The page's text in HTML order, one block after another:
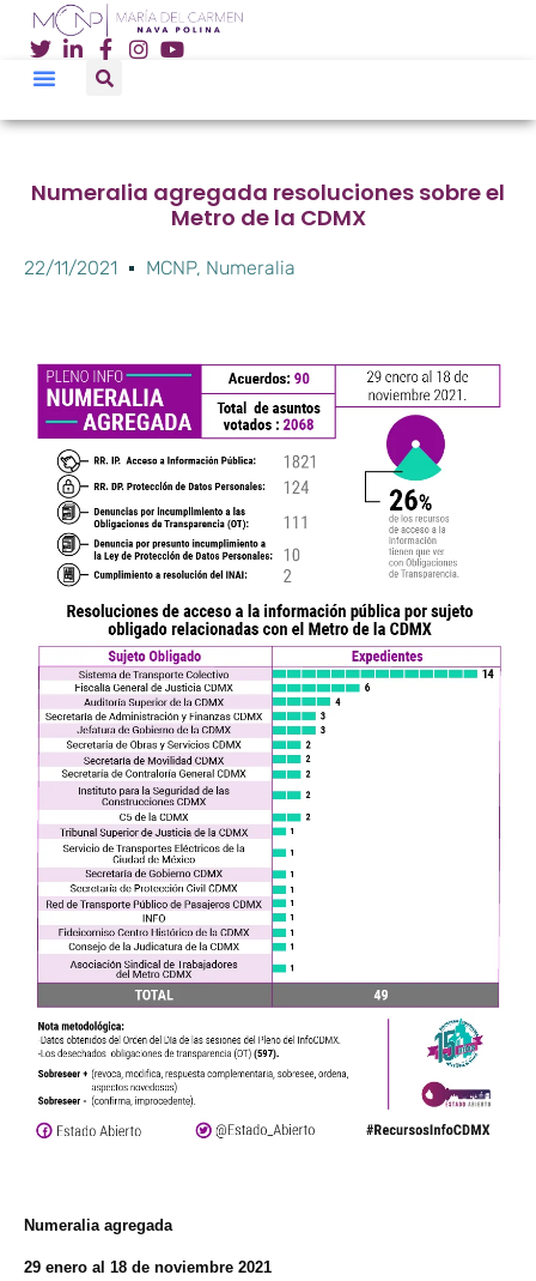
Numeralia agregada resoluciones sobre el
Metro de la CDMX
22/11/2021 MCNP, Numeralia
Numeralia agregada
29 enero al 18 de noviembre 2021